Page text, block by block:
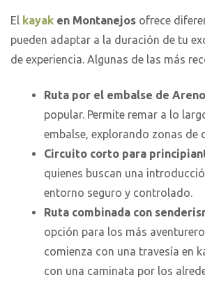
El kayak en Montanejos ofrece
pueden adaptar a la duración de tu
de experiencia. Algunas de las más
Ruta por el embalse de
popular. Permite remar a lo
embalse, explorando zonas de
Circuito corto para
quienes buscan una
entorno seguro y controlado.
Ruta combinada con
opción para los más
comienza con una travesía en
con una caminata por los